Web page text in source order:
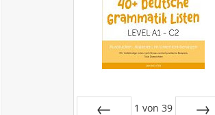
1 von 39